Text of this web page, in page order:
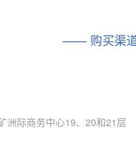
相似度 44%
相同功能 相似度 37%
—— 购买渠
洲际商务中心19、20和21层